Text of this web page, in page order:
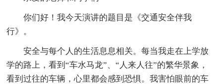
你们好！我今天演讲的题目是《交通安全伴我
行》。
安全与每个人的生活息息相关。每当我走在上学放
学的路上，看到“车水马龙”、“人来人往”的繁华景象，
看到过往的车辆，心里都会感到恐惧。我害怕眼前的车